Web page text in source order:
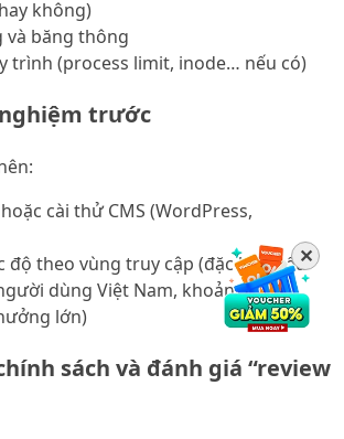
không)
và băng thông
trình (process limit, inode… nếu có)
trước
cài thử CMS (WordPress,
độ theo vùng truy cập (đặc biệt nếu
dùng Việt Nam, khoảng cách
lớn)
sách và đánh giá “review
✕